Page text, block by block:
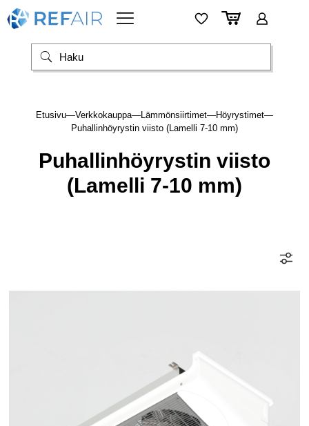
Etusivu—Verkkokauppa—Lämmönsiirtimet—Höyrystimet—
Puhallinhöyrystin viisto (Lamelli 7-10 mm)
Puhallinhöyrystin viisto
(Lamelli 7-10 mm)